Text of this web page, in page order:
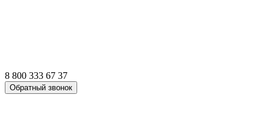
8 800 333 67 37
Обратный звонок